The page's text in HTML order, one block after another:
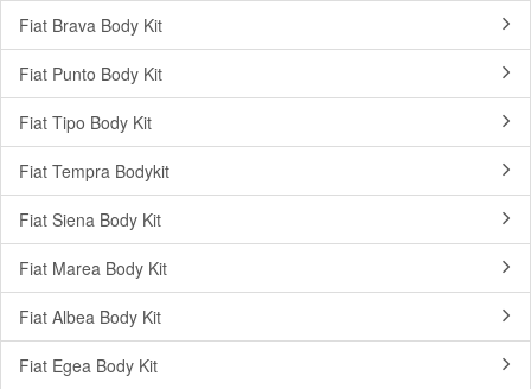
Fiat Brava Body Kit
Fiat Punto Body Kit
Fiat Tipo Body Kit
Fiat Tempra Bodykit
Fiat Siena Body Kit
Fiat Marea Body Kit
Fiat Albea Body Kit
Fiat Egea Body Kit